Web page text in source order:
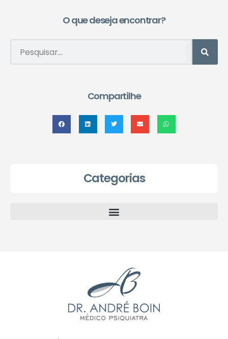
O que deseja encontrar?
Compartilhe
Categorias